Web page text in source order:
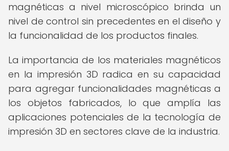
magnéticas a nivel microscópico brinda un
nivel de control sin precedentes en el diseño y
la funcionalidad de los productos finales.
La importancia de los materiales magnéticos
en la impresión 3D radica en su capacidad
para agregar funcionalidades magnéticas a
los objetos fabricados, lo que amplía las
aplicaciones potenciales de la tecnología de
impresión 3D en sectores clave de la industria.